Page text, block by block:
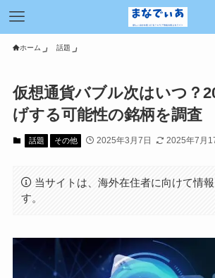
ホーム 話題
仮想通貨バブル次はいつ？
げする可能性の銘柄を調査
話題 その他 2025年3月7日 2025年7月
当サイトは、海外在住者に向けて情
す。